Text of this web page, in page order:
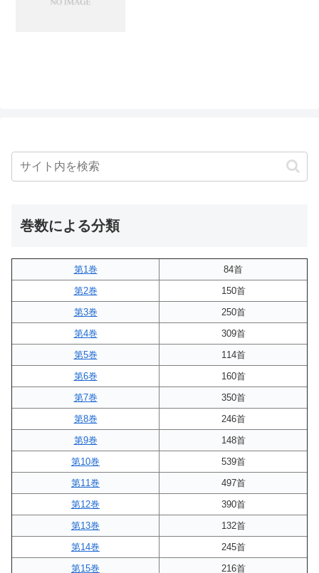
巻数による分類
第1巻
84首
第2巻
150首
第3巻
250首
第4巻
309首
第5巻
114首
第6巻
160首
第7巻
350首
第8巻
246首
第9巻
148首
第10巻
539首
第11巻
497首
第12巻
390首
第13巻
132首
第14巻
245首
第15巻
216首